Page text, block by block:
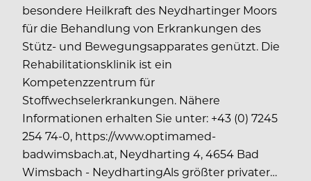
besondere Heilkraft des Neydhartinger Moors
für die Behandlung von Erkrankungen des
Stütz- und Bewegungsapparates genützt. Die
Rehabilitationsklinik ist ein
Kompetenzzentrum für
Stoffwechselerkrankungen. Nähere
Informationen erhalten Sie unter: +43 (0) 7245
254 74-0, https://www.optimamed-
badwimsbach.at, Neydharting 4, 4654 Bad
Wimsbach - NeydhartingAls größter privater…